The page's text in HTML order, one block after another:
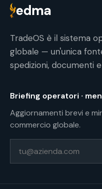
edma
TradeOS è il sistema
globale — un'unica
spedizioni, documenti
Briefing operatori ·
Aggiornamenti brevi e
commercio globale.